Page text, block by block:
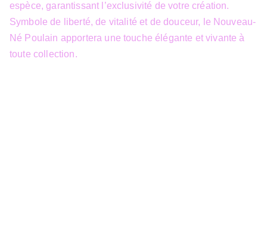
espèce, garantissant l’exclusivité de votre création.
Symbole de liberté, de vitalité et de douceur, le Nouveau-
Né Poulain apportera une touche élégante et vivante à
toute collection.